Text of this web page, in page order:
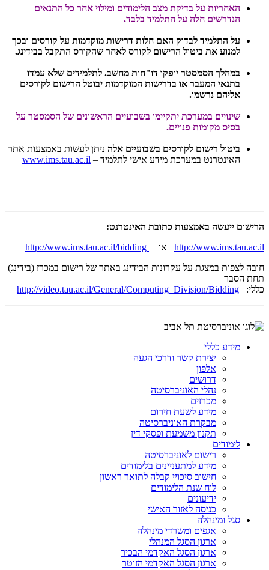
האחריות על בדיקת מצב הלימודים ומילוי אחר כל התנאים
הנדרשים חלה על התלמיד בלבד.
על התלמיד לבדוק האם חלות דרישות מוקדמות על קורסים ובכך
למנוע את ביטול הרישום לקורס לאחר שהקורס התקבל בבידינג.
במהלך הסמסטר יופקו דו"חות מחשב. לתלמידים שלא עמדו
בתנאי המעבר או בדרישות המוקדמות יבוטל הרישום לקורסים
אליהם נרשמו.
שינויים במערכת יתקיימו בשבועיים הראשונים של הסמסטר על
בסיס מקומות פנויים.
ביטול רישום לקורסים בשבועיים אלה ניתן לעשות באמצעות אתר
האינטרנט במערכת מידע אישי לתלמיד – www.ims.tau.ac.il
הרישום ייעשה באמצעות כתובת האינטרנט:
http://www.ims.tau.ac.il או
חובה לצפות במצגת על עקרונות הבידינג באתר של רישום במכרז (בידינג)
תחת הסבר
כללי: http://video.tau.ac.il/General/Computing_Division/Bidding
מידע כללי
יצירת קשר ודרכי הגעה
אלפון
דרושים
נהלי האוניברסיטה
מכרזים
מידע לשעת חירום
מבקרת האוניברסיטה
תקנון משמעת ופסקי דין
לימודים
רישום לאוניברסיטה
מידע למתעניינים בלימודים
חישוב סיכויי קבלה לתואר ראשון
לוח שנת הלימודים
ידיעונים
כניסה לאזור האישי
סגל ומינהלה
אגפים ומשרדי מינהלה
ארגון הסגל המנהלי
ארגון הסגל האקדמי הבכיר
ארגון הסגל האקדמי הזוטר